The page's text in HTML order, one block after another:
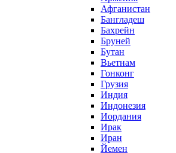
Афганистан
Бангладеш
Бахрейн
Бруней
Бутан
Вьетнам
Гонконг
Грузия
Индия
Индонезия
Иордания
Ирак
Иран
Йемен